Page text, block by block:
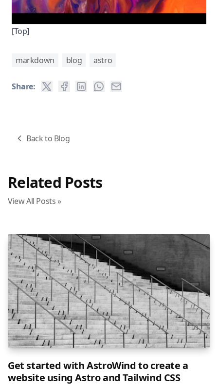
[Top]
markdown blog astro
Share:
Back to Blog
Related Posts
View All Posts »
Get started with AstroWind to create a
website using Astro and Tailwind CSS